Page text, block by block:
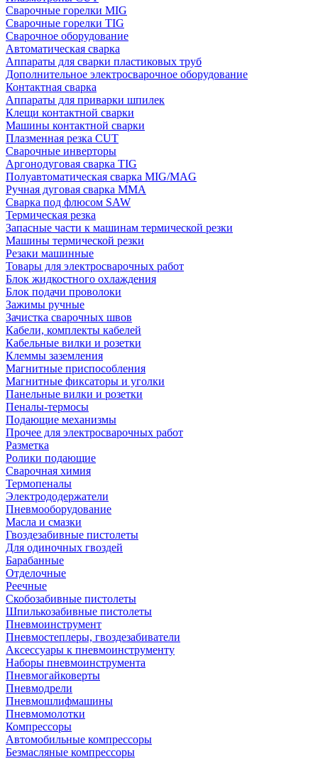
Сварочные горелки MIG
Сварочные горелки TIG
Сварочное оборудование
Автоматическая сварка
Аппараты для сварки пластиковых труб
Дополнительное электросварочное оборудование
Контактная сварка
Аппараты для приварки шпилек
Клещи контактной сварки
Машины контактной сварки
Плазменная резка CUT
Сварочные инверторы
Аргонодуговая сварка TIG
Полуавтоматическая сварка MIG/MAG
Ручная дуговая сварка MMA
Сварка под флюсом SAW
Термическая резка
Запасные части к машинам термической резки
Машины термической резки
Резаки машинные
Товары для электросварочных работ
Блок жидкостного охлаждения
Блок подачи проволоки
Зажимы ручные
Зачистка сварочных швов
Кабели, комплекты кабелей
Кабельные вилки и розетки
Клеммы заземления
Магнитные приспособления
Магнитные фиксаторы и уголки
Панельные вилки и розетки
Пеналы-термосы
Подающие механизмы
Прочее для электросварочных работ
Разметка
Ролики подающие
Сварочная химия
Термопеналы
Электрододержатели
Пневмооборудование
Масла и смазки
Гвоздезабивные пистолеты
Для одиночных гвоздей
Барабанные
Отделочные
Реечные
Скобозабивные пистолеты
Шпилькозабивные пистолеты
Пневмоинструмент
Пневмостеплеры, гвоздезабиватели
Аксессуары к пневмоинструменту
Наборы пневмоинструмента
Пневмогайковерты
Пневмодрели
Пневмошлифмашины
Пневмомолотки
Компрессоры
Автомобильные компрессоры
Безмасляные компрессоры